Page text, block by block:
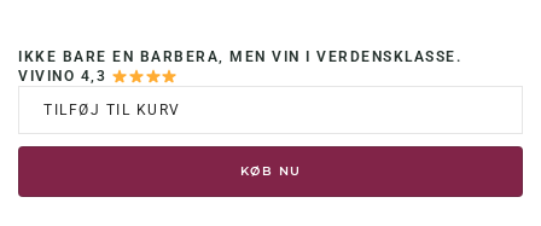
IKKE BARE EN BARBERA, MEN VIN I VERDENSKLASSE.
VIVINO 4,3
TILFØJ TIL KURV
KØB NU